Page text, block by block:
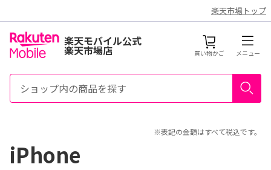
楽天市場トップ
楽天モバイル公式
楽天市場店 買い物かご メニュー
※表記の金額はすべて税込です。
iPhone